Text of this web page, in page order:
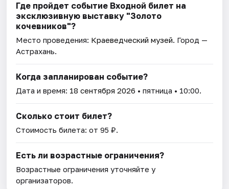
Где пройдет событие Входной билет на
эксклюзивную выставку "Золото
кочевников"?
Место проведения: Краеведческий музей. Город —
Астрахань.
Когда запланирован событие?
Дата и время: 18 сентября 2026 • пятница • 10:00.
Сколько стоит билет?
Стоимость билета: от 95 ₽.
Есть ли возрастные ограничения?
Возрастные ограничения уточняйте у
организаторов.